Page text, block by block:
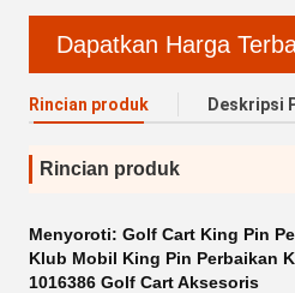
Dapatkan Harga
Rincian produk Deskripsi
Rincian produk
Menyoroti: Golf Cart King Pin
Klub Mobil King Pin Perbaikan
1016386 Golf Cart Aksesoris